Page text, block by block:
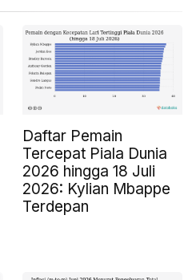
Daftar Pemain
Tercepat Piala Dunia
2026 hingga 18 Juli
2026: Kylian Mbappe
Terdepan